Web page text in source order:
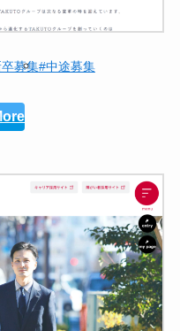
募集#中途募集